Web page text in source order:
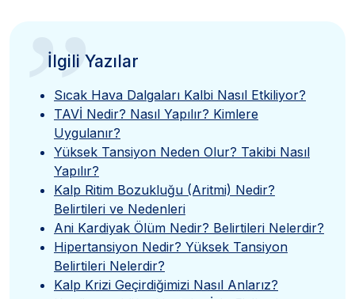
”
İlgili Yazılar
Sıcak Hava Dalgaları Kalbi Nasıl Etkiliyor?
TAVİ Nedir? Nasıl Yapılır? Kimlere
Uygulanır?
Yüksek Tansiyon Neden Olur? Takibi Nasıl
Yapılır?
Kalp Ritim Bozukluğu (Aritmi) Nedir?
Belirtileri ve Nedenleri
Ani Kardiyak Ölüm Nedir? Belirtileri Nelerdir?
Hipertansiyon Nedir? Yüksek Tansiyon
Belirtileri Nelerdir?
Kalp Krizi Geçirdiğimizi Nasıl Anlarız?